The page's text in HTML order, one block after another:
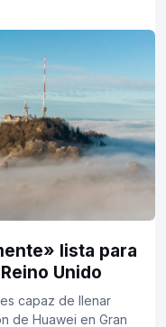
lista para
Unido
capaz de llenar
de Huawei en Gran